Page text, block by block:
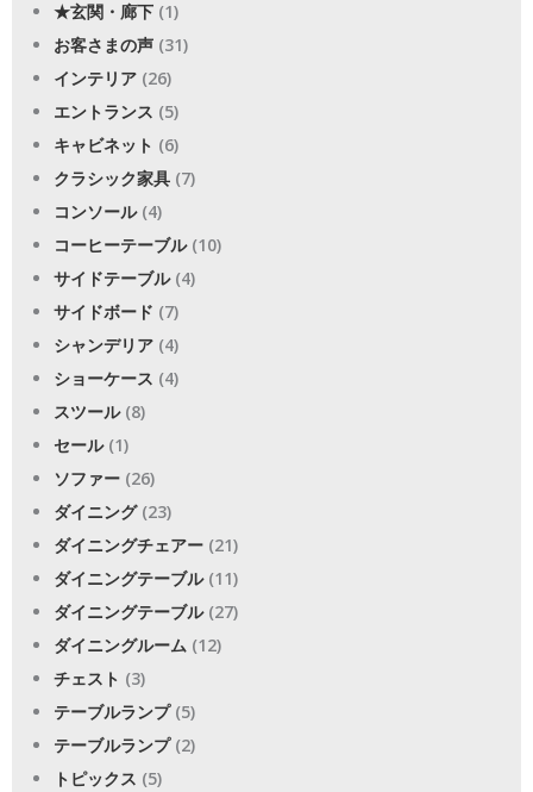
★玄関・廊下 (1)
お客さまの声 (31)
インテリア (26)
エントランス (5)
キャビネット (6)
クラシック家具 (7)
コンソール(4)
コーヒーテーブル(10)
サイドテーブル(4)
サイドボード (7)
シャンデリア (4)
ショーケース (4)
スツール(8)
セール(1)
ソファー (26)
ダイニング(23)
ダイニングチェアー (21)
ダイニングテーブル(11)
ダイニングテーブル(27)
ダイニングルーム (12)
チェスト (3)
テーブルランプ(5)
テーブルランプ(2)
トピックス (5)